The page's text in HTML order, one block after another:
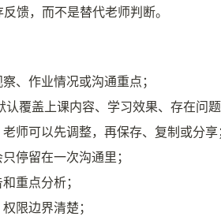
馈，而不是替代老师判断。
、作业情况或沟通重点；
覆盖上课内容、学习效果、存在问
师可以先调整，再保存、复制或分享
停留在一次沟通里；
重点分析；
限边界清楚；